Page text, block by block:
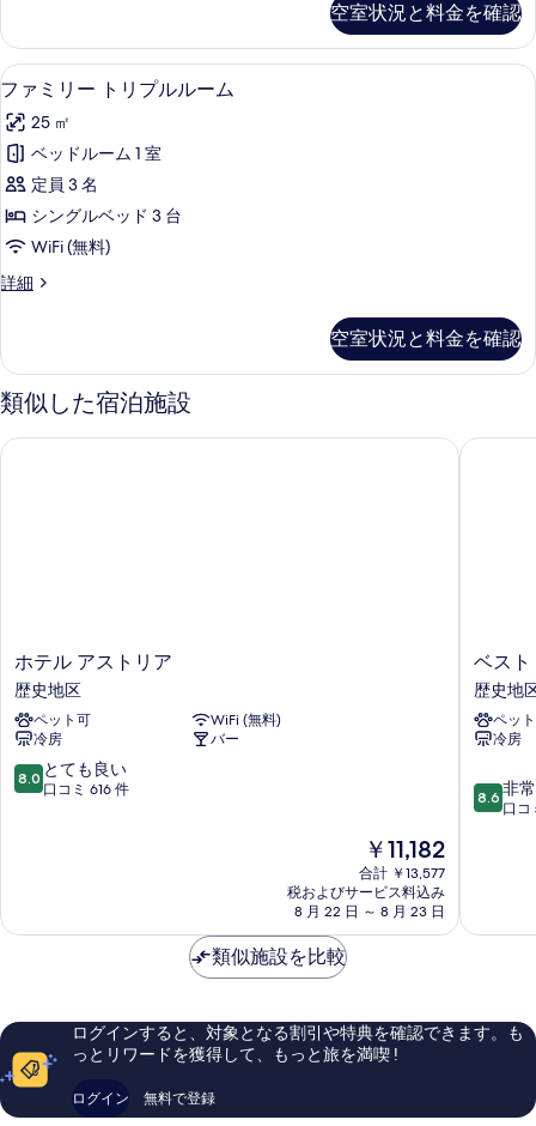
の
写
真
を
表
示
す
る
た
は
ツ
イ
ン
ル
ー
ム
の
て
の
写
ク
ダ
ブ
ま
た
は
ツ
イ
ン
ル
ー
細
空室状況と料金を確認
フ
ァ
ミ
リ
ー
ト
プ
ル
ー
ム
の
を
表
示
す
る
ファミリー トリプルルーム | デスク
5
ファミリー トリプルルーム
25 ㎡
ベッドルーム 1 室
定員 3 名
シングルベッド 3 台
WiFi (無料)
詳細
フ
ー
ト
リ
ル
空室状況と料金を確認
類似した宿泊施設
ホ
テ
ル
ア
ス
ト
リ
ホテル アストリア
歴史地区
ペット可
WiFi (無料)
冷房
バー
10
段
良
ミ
616
件
件
の
8.0 とても良い
口コミ 616 件
現
在
の
料
金
￥11,182
合計 ￥13,577
税およびサービス料込み
8 月 22 日 ～ 8 月 23 日
ホテル アストリア
ベ
ス
ト
ク
オ
テ
ィ
ク
歴
史
ベスト
歴史地
ペッ
冷房
10
段
に
コ
ミ
8.6 非
口コ
ベスト
類似施設を比較
ログインすると、対象となる割引や特典を確認できます。も
っとリワードを獲得して、もっと旅を満喫 !
ログイン 無料で登録